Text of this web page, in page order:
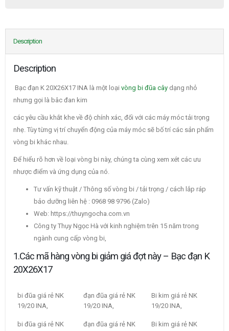
Description
Description
Bạc đạn K 20X26X17 INA là một loại vòng bi đũa cây dạng nhỏ
nhưng gọi là bâc đan kim
các yêu cầu khắt khe về độ chính xác, đối với các máy móc tải trọng
nhẹ. Tùy từng vị trí chuyển động của máy móc sẽ bố trí các sản phẩm
vòng bi khác nhau.
Để hiểu rõ hơn về loại vòng bi này, chúng ta cùng xem xét các ưu
nhược điểm và ứng dụng của nó.
Tư vấn kỹ thuật / Thông số vòng bi / tải trọng / cách lắp ráp
bảo dưỡng liên hệ : 0968 98 9796 (Zalo)
Web: https://thuyngocha.com.vn
Công ty Thụy Ngọc Hà với kinh nghiệm trên 15 năm trong
ngành cung cấp vòng bi,
1.Các mã hàng vòng bi giảm giá đợt này – Bạc đạn K
20X26X17
bi đũa giá rẻ NK
19/20 INA,
đạn đũa giá rẻ NK
19/20 INA,
Bi kim giá rẻ NK
19/20 INA,
bi đũa giá rẻ NK
đạn đũa giá rẻ NK
Bi kim giá rẻ NK